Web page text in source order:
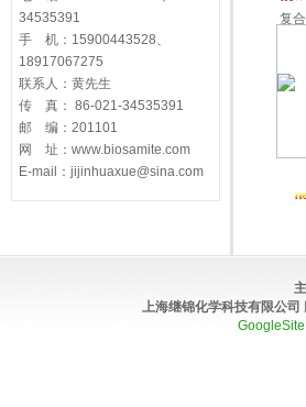
34535391
手 机：15900443528、
18917067275
联系人：黄先生
传 真： 86-021-34535391
邮 编：201101
网 址：www.biosamite.com
E-mail：jijinhuaxue@sina.com
复
上海继锦化学科技有限公司